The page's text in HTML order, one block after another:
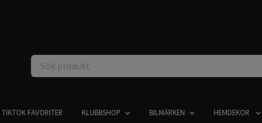
TIKTOK FAVORITER KLUBBSHOP BILMÄRKEN HEMDEKOR